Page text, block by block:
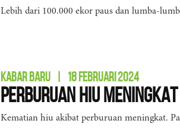
Lebih dari 100.000 ekor paus dan lumba-
KABAR BARU 18 FEBRUARI 2024
Perburuan Hiu Meningkat
Kematian hiu akibat perburuan meningkat.